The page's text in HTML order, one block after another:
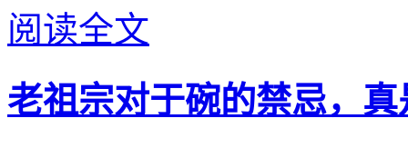
阅读全文
老祖宗对于碗的禁忌，